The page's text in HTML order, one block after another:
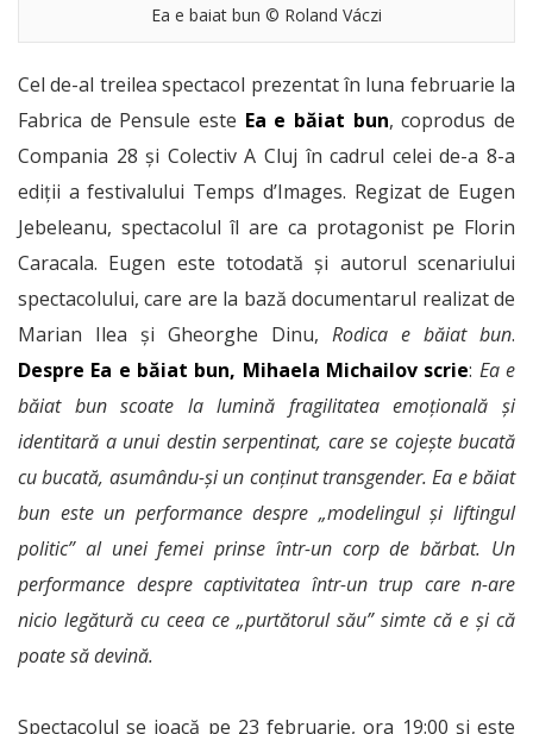
Ea e baiat bun © Roland Váczi
Cel de-al treilea spectacol prezentat în luna februarie la
Fabrica de Pensule este Ea e băiat bun, coprodus de
Compania 28 și Colectiv A Cluj în cadrul celei de-a 8-a
ediții a festivalului Temps d’Images. Regizat de Eugen
Jebeleanu, spectacolul îl are ca protagonist pe Florin
Caracala. Eugen este totodată și autorul scenariului
spectacolului, care are la bază documentarul realizat de
Marian Ilea şi Gheorghe Dinu, Rodica e băiat bun.
Despre Ea e băiat bun, Mihaela Michailov scrie: Ea e
băiat bunscoate la lumină fragilitatea emoțională și
identitară a unui destin serpentinat, care se cojește bucată
cu bucată, asumându-și un conținut transgender. Ea e băiat
bun este un performance despre „modelingul și liftingul
politic” al unei femei prinse într-un corp de bărbat. Un
performance despre captivitatea într-un trup care n-are
nicio legătură cu ceea ce „purtătorul său” simte că e și că
poate să devină.
Spectacolul se joacă pe 23 februarie, ora 19:00 și este